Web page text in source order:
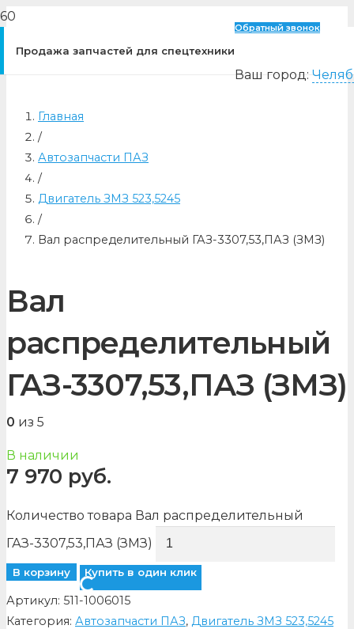
Продажа запчастей для спецтехники
Обратный звонок
Ваш город:
Главная
/
Автозапчасти ПАЗ
/
Двигатель ЗМЗ 523,5245
/
Вал распределительный ГАЗ-3307,53,ПАЗ (ЗМЗ)
Вал
распределительный
ГАЗ-3307,53,ПАЗ (ЗМЗ)
0 из 5
В наличии
7 970 руб.
Количество товара Вал распределительный
ГАЗ-3307,53,ПАЗ (ЗМЗ)
В корзину Купить в один клик
Артикул: 511-1006015
Категория: Автозапчасти ПАЗ, Двигатель ЗМЗ 523,5245